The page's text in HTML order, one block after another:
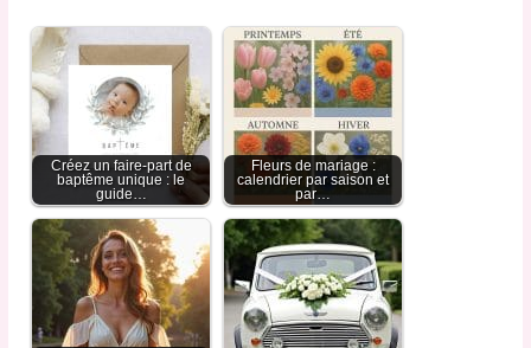
Créez un faire-part de
baptême unique : le
guide…
Fleurs de mariage :
calendrier par saison et
par…